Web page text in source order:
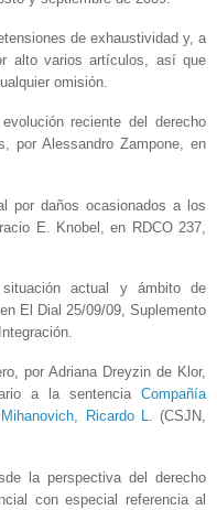
de exhaustividad y, a
alto varios artículos, así que
omisión.
reciente del derecho
por Alessandro Zampone, en
por daños ocasionados a los
E. Knobel, en RDCO 237,
actual y ámbito de
El Dial 25/09/09, Suplemento
por Adriana Dreyzin de Klor,
a la sentencia Compañía
Ricardo L. (CSJN,
la perspectiva del derecho
con especial referencia al